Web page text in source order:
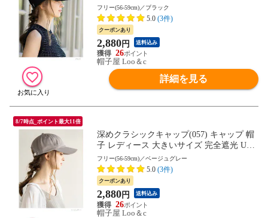
カット つば広 自転車 日よけ かぶーる日傘
母の日
フリー(56-59cm)／ブラック
5.0 (3件)
クーポンあり
2,880円 送料込み
26
帽子屋 Loo＆c
詳細を見る
8/7時点_ポイント最大11倍
深めクラシックキャップ(057) キャップ 帽
子 レディース 大きいサイズ 完全遮光 UV
カット つば広 自転車 日よけ かぶーる日傘
母の日
フリー(56-59cm)／ベージュグレー
5.0 (3件)
クーポンあり
2,880円 送料込み
26
帽子屋 Loo＆c